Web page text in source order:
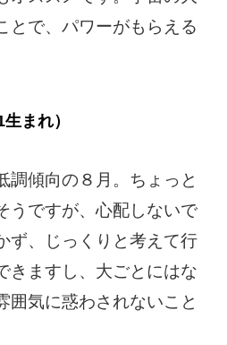
とで、パワーがもらえる
まれ）
傾向の８月。ちょっと
うですが、心配しないで
ず、じっくりと考えて行
きますし、大ごとにはな
囲気に惑わされないこと